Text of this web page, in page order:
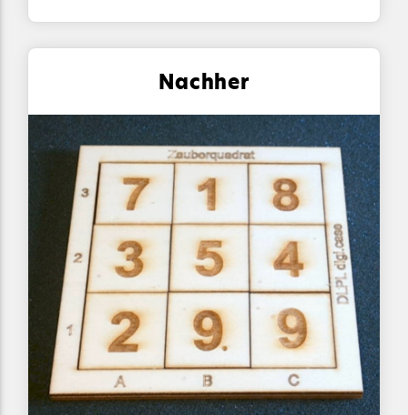
Nachher